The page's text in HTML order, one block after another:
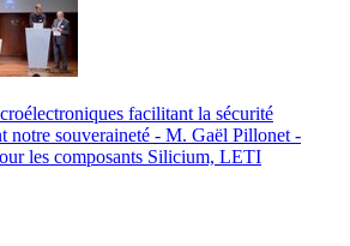
facilitant la sécurité
notre souveraineté - M. Gaël Pillonet -
les composants Silicium, LETI